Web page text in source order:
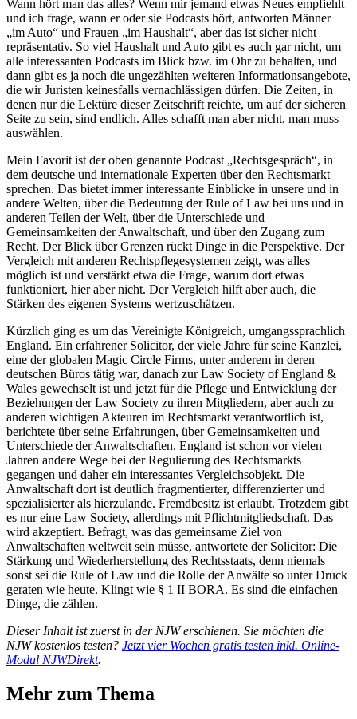
Wann hört man das alles? Wenn mir jemand etwas Neues empfiehlt
und ich frage, wann er oder sie Podcasts hört, antworten Männer
„im Auto“ und Frauen „im Haushalt“, aber das ist sicher nicht
repräsentativ. So viel Haushalt und Auto gibt es auch gar nicht, um
alle interessanten Podcasts im Blick bzw. im Ohr zu behalten, und
dann gibt es ja noch die ungezählten weiteren Informationsangebote,
die wir Juristen keinesfalls vernachlässigen dürfen. Die Zeiten, in
denen nur die Lektüre dieser Zeitschrift reichte, um auf der sicheren
Seite zu sein, sind endlich. Alles schafft man aber nicht, man muss
auswählen.
Mein Favorit ist der oben genannte Podcast „Rechtsgespräch“, in
dem deutsche und internationale Experten über den Rechtsmarkt
sprechen. Das bietet immer interessante Einblicke in unsere und in
andere Welten, über die Bedeutung der Rule of Law bei uns und in
anderen Teilen der Welt, über die Unterschiede und
Gemeinsamkeiten der Anwaltschaft, und über den Zugang zum
Recht. Der Blick über Grenzen rückt Dinge in die Perspektive. Der
Vergleich mit anderen Rechtspflegesystemen zeigt, was alles
möglich ist und verstärkt etwa die Frage, warum dort etwas
funktioniert, hier aber nicht. Der Vergleich hilft aber auch, die
Stärken des eigenen Systems wertzuschätzen.
Kürzlich ging es um das Vereinigte Königreich, umgangssprachlich
England. Ein erfahrener Solicitor, der viele Jahre für seine Kanzlei,
eine der globalen Magic Circle Firms, unter anderem in deren
deutschen Büros tätig war, danach zur Law Society of England &
Wales gewechselt ist und jetzt für die Pflege und Entwicklung der
Beziehungen der Law Society zu ihren Mitgliedern, aber auch zu
anderen wichtigen Akteuren im Rechtsmarkt verantwortlich ist,
berichtete über seine Erfahrungen, über Gemeinsamkeiten und
Unterschiede der Anwaltschaften. England ist schon vor vielen
Jahren andere Wege bei der Regulierung des Rechtsmarkts
gegangen und daher ein interessantes Vergleichsobjekt. Die
Anwaltschaft dort ist deutlich fragmentierter, differenzierter und
spezialisierter als hierzulande. Fremdbesitz ist erlaubt. Trotzdem gibt
es nur eine Law Society, allerdings mit Pflichtmitgliedschaft. Das
wird akzeptiert. Befragt, was das gemeinsame Ziel von
Anwaltschaften weltweit sein müsse, antwortete der Solicitor: Die
Stärkung und Wiederherstellung des Rechtsstaats, denn niemals
sonst sei die Rule of Law und die Rolle der Anwälte so unter Druck
geraten wie heute. Klingt wie § 1 II BORA. Es sind die einfachen
Dinge, die zählen.
Dieser Inhalt ist zuerst in der NJW erschienen. Sie möchten die
NJW kostenlos testen? Jetzt vier Wochen gratis testen inkl. Online-
Modul NJWDirekt.
Mehr zum Thema